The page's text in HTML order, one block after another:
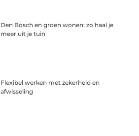
Den Bosch en groen wonen: zo haal je
meer uit je tuin
Flexibel werken met zekerheid en
afwisseling